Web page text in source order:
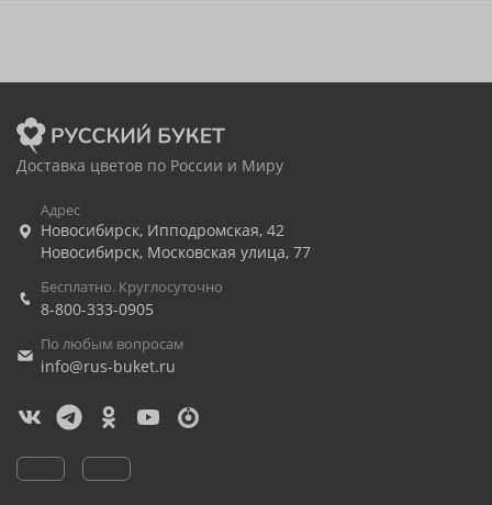
Доставка цветов по России и Миру
Адрес
Новосибирск, Ипподромская, 42
Новосибирск, Московская улица, 77
Бесплатно. Круглосуточно
8-800-333-0905
По любым вопросам
info@rus-buket.ru